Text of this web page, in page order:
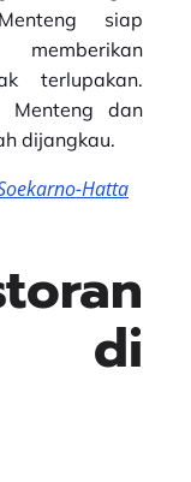
siap
terlupakan.
Menteng dan
dijangkau.
Hatta
di